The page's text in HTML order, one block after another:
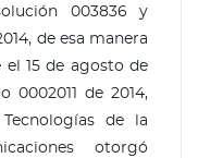
003836 y
de esa manera
el 15 de agosto de
0002011 de 2014,
de la
otorgó